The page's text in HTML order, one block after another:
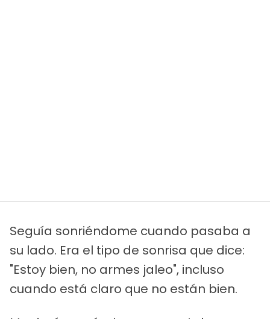
Seguía sonriéndome cuando pasaba a
su lado. Era el tipo de sonrisa que dice:
"Estoy bien, no armes jaleo", incluso
cuando está claro que no están bien.